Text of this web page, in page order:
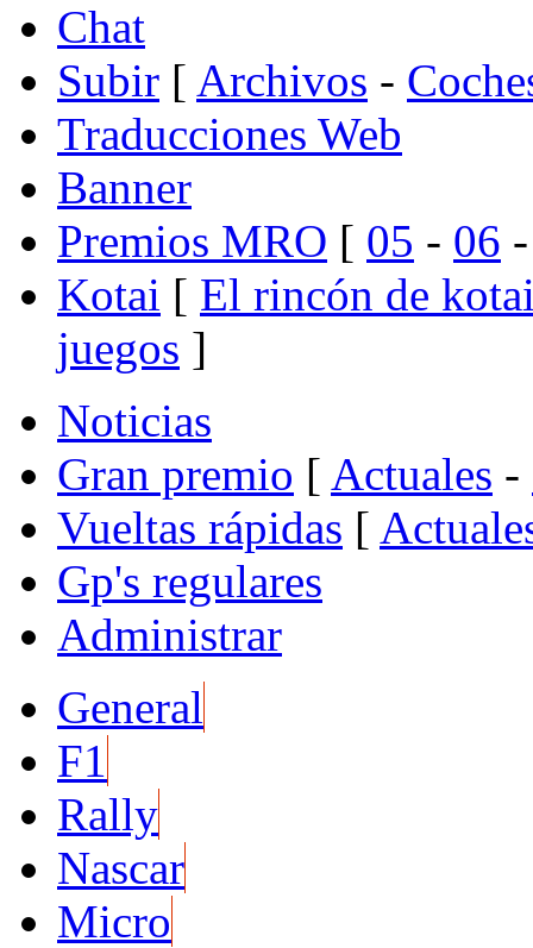
Chat
Subir [ Archivos -
Traducciones Web
Banner
Premios MRO [ 05 - 06
Kotai [ El rincón de
juegos ]
Noticias
Gran premio [ Actuales -
Vueltas rápidas [
Gp's regulares
Administrar
General
F1
Rally
Nascar
Micro